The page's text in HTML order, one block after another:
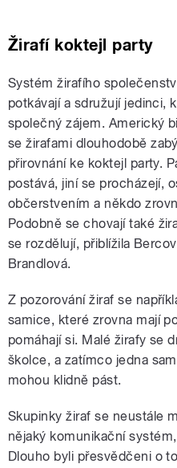
Žirafí koktejl party
Systém žirafího
potkávají a sdružují jedinci,
společný zájem. Americký
se žirafami dlouhodobě
přirovnání ke koktejl party.
postává, jiní se procházejí,
občerstvením a někdo
Podobně se chovají také
se rozdělují, přiblížila
Brandlová.
Z pozorování žiraf se
samice, které zrovna mají
pomáhají si. Malé žirafy se
školce, a zatímco jedna
mohou klidně pást.
Skupinky žiraf se neustále
nějaký komunikační
Dlouho byli přesvědčeni o